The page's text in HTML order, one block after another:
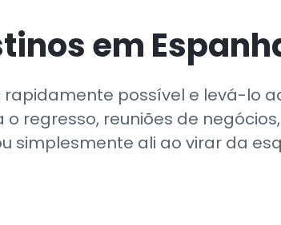
em
possível e levá-lo
regresso, reuniões de
simplesmente ali ao virar da